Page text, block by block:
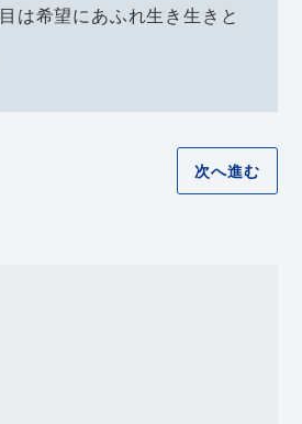
は希望にあふれ生き生きと
次へ進む